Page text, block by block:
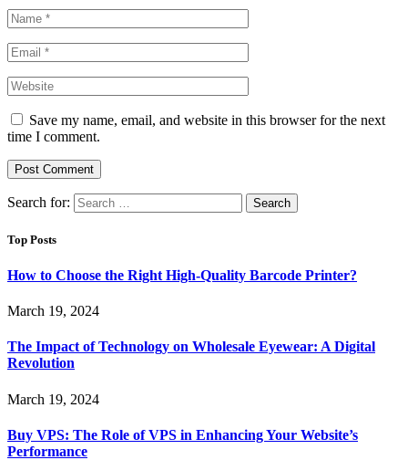
Save my name, email, and website in this browser for the next
time I comment.
Search for:
Top Posts
How to Choose the Right High-Quality Barcode Printer?
March 19, 2024
The Impact of Technology on Wholesale Eyewear: A Digital
Revolution
March 19, 2024
Buy VPS: The Role of VPS in Enhancing Your Website’s
Performance